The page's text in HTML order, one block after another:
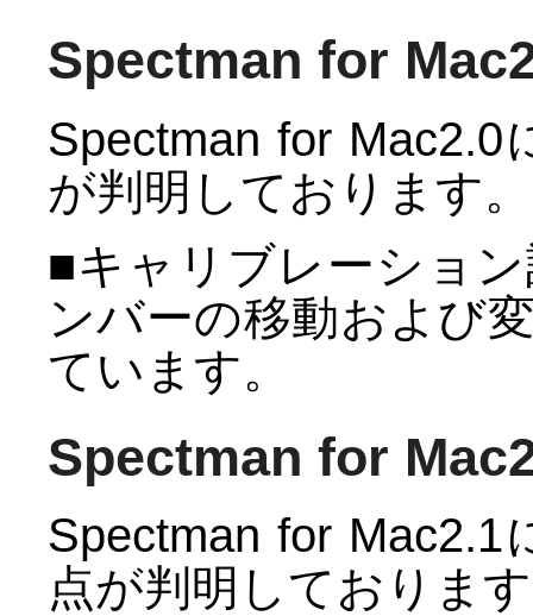
Spectman for
Spectman for
が判明しております。
■キャリブレーショ
ンバーの移動および
ています。
Spectman for
Spectman for
点が判明しておりま